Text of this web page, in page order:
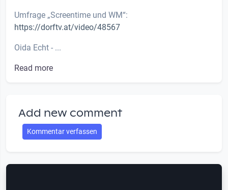
Umfrage „Screentime und WM“:
https://dorftv.at/video/48567
Oida Echt - ...
Read more
Add new comment
Kommentar verfassen